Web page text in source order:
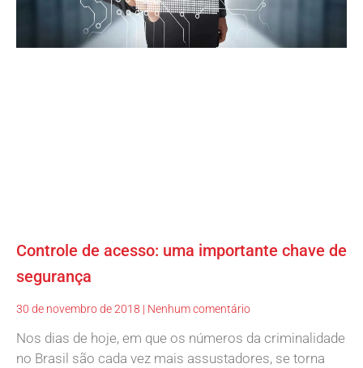
Controle de acesso: uma importante chave de
segurança
30 de novembro de 2018 Nenhum comentário
Nos dias de hoje, em que os números da criminalidade
no Brasil são cada vez mais assustadores, se torna